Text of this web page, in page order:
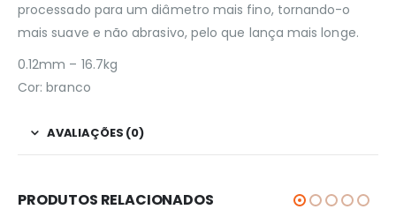
processado para um diâmetro mais fino, tornando-o
mais suave e não abrasivo, pelo que lança mais longe.
0.12mm – 16.7kg
Cor: branco
AVALIAÇÕES (0)
PRODUTOS RELACIONADOS